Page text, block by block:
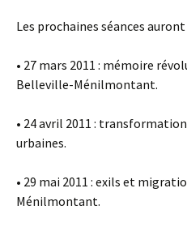
Les prochaines séances
• 27 mars 2011 : mémoire
Belleville-Ménilmontant.
• 24 avril 2011 :
urbaines.
• 29 mai 2011 : exils et
Ménilmontant.